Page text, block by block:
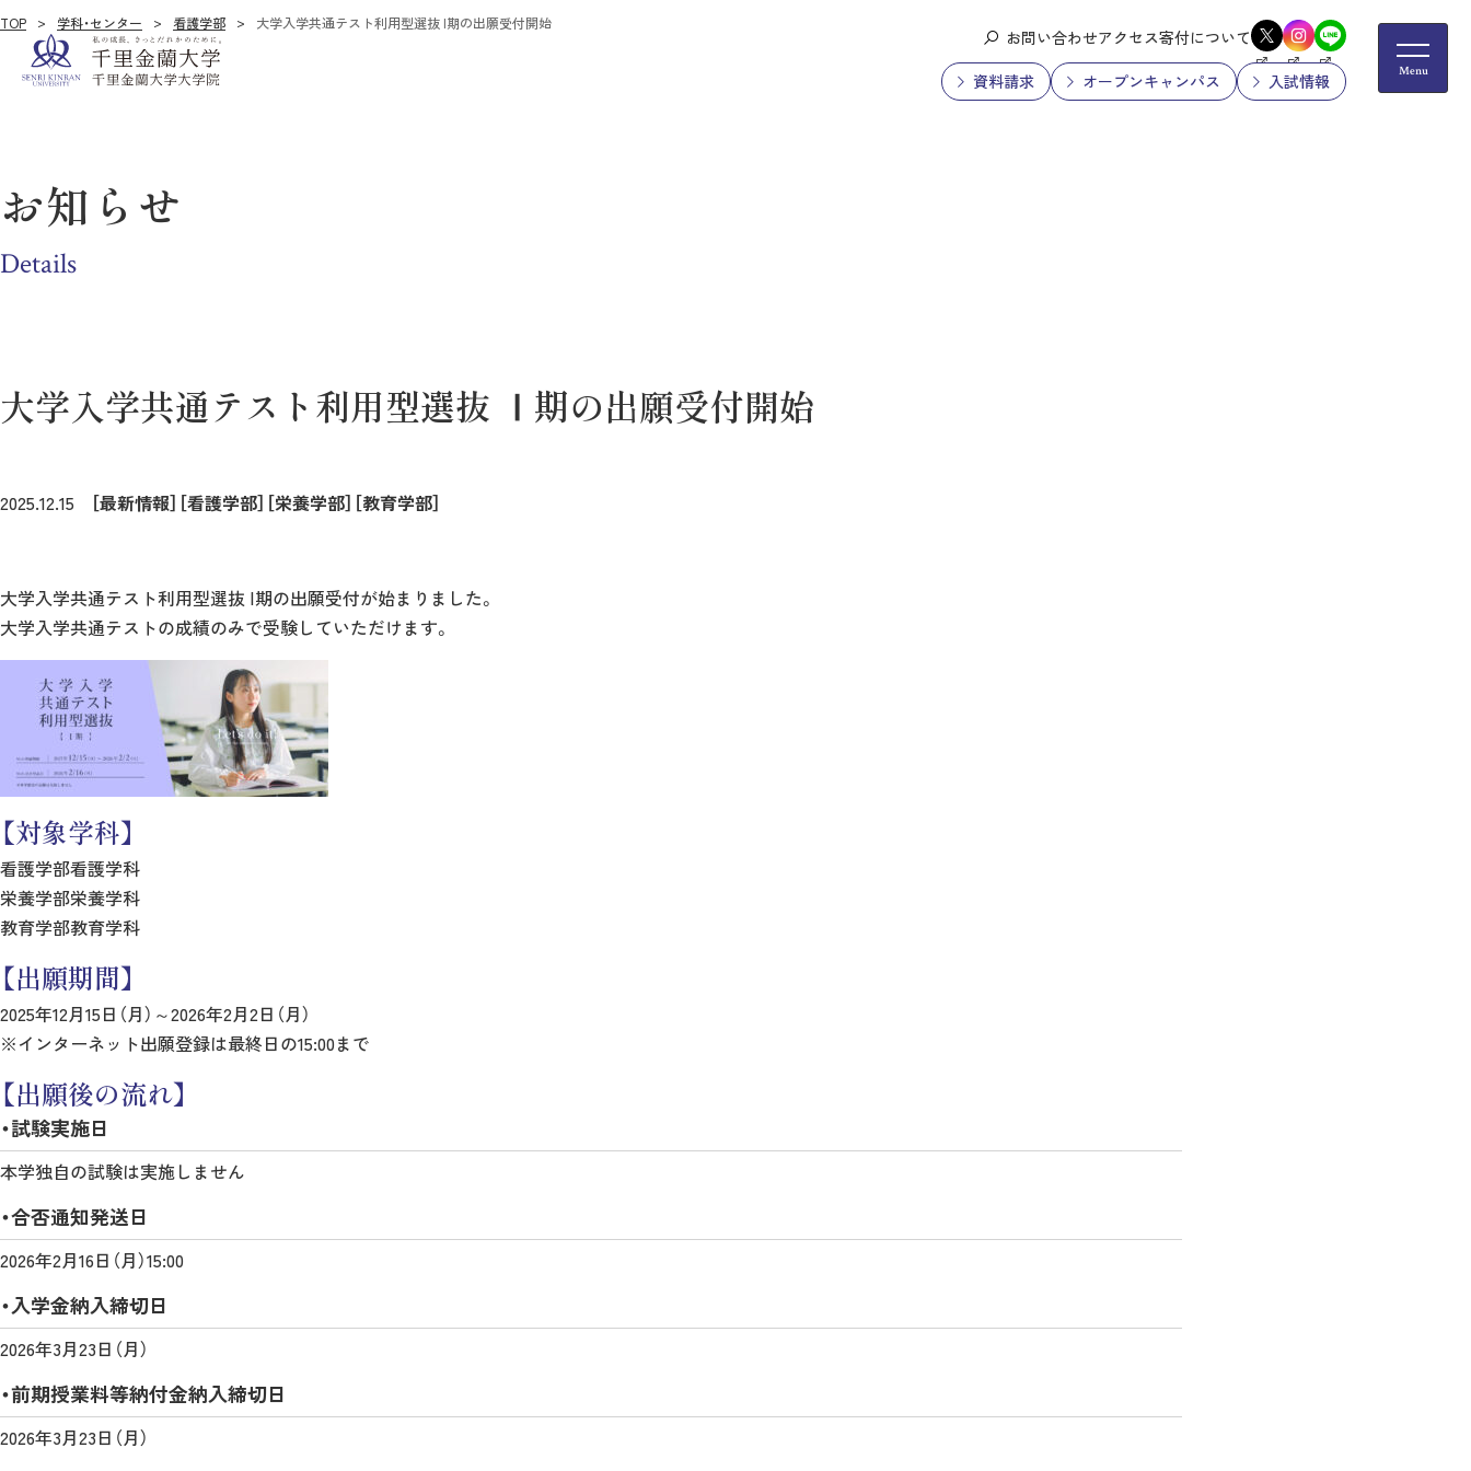
お問い合わせアクセス寄付について
資料請求 オープンキャンパス 入試情報
TOP 学科・センター 看護学部 大学入学共通テスト利用型選抜 Ⅰ期の出願受付開始
お知らせ
Details
大学入学共通テスト利用型選抜 Ⅰ期の出願受付開始
2025.12.15 ［最新情報］ ［看護学部］ ［栄養学部］ ［教育学部］
大学入学共通テスト利用型選抜 Ⅰ期の出願受付が始まりました。
大学入学共通テストの成績のみで受験していただけます。
【対象学科】
看護学部看護学科
栄養学部栄養学科
教育学部教育学科
【出願期間】
2025年12月15日（月）～2026年2月2日（月）
※インターネット出願登録は最終日の15:00まで
【出願後の流れ】
・試験実施日
本学独自の試験は実施しません
・合否通知発送日
2026年2月16日（月）15:00
・入学金納入締切日
2026年3月23日（月）
・前期授業料等納付金納入締切日
2026年3月23日（月）